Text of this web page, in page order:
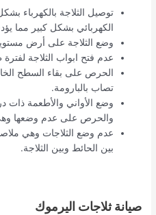
توصيل الثلاجة بالكهرباء
الكهربائي بشكل كبير مما
وضع الثلاجة على أرض
عدم فتح ابواب الثلاجة
الحرص على بقاء السطح
تصاب بالبارومة.
وضع الأواني والأطعمة ذات
والحرص على عدم وضعها
عدم وضع الثلاجات وهي
بين الحائط وبين الثلاجة.
صيانة ثلاجات اليرموك